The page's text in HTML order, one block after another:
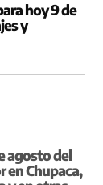
hoy 9 de
y
agosto del
en Chupaca,